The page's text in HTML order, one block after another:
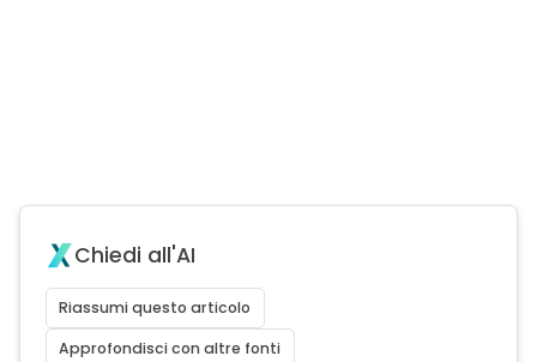
Chiedi all'AI
Riassumi questo articolo
Approfondisci con altre fonti